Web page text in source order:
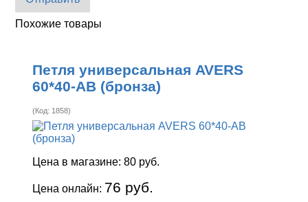
Похожие товары
Петля универсальная AVERS
60*40-AB (бронза)
(Код: 1858)
Цена в магазине:80 руб.
Цена онлайн: 76 руб.